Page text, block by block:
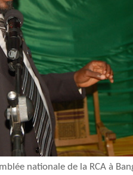
nationale de la RCA à